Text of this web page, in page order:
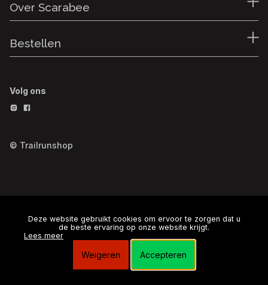
Over Scarabee
Bestellen
Volg ons
© Trailrunshop
Deze website gebruikt cookies om ervoor te zorgen dat u
de beste ervaring op onze website krijgt.
Lees meer
Weigeren Accepteren